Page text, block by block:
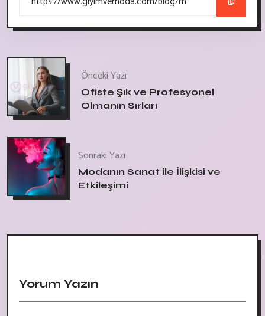
Önceki Yazı
Ofiste Şık ve Profesyonel
Olmanın Sırları
Sonraki Yazı
Modanın Sanat ile İlişkisi ve
Etkileşimi
Yorum Yazın